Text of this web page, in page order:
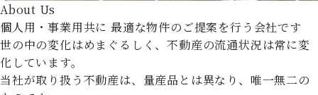
About Us
個人用・事業用共に 最適な物件のご提案を行う会社です
世の中の変化はめまぐるしく、不動産の流通状況は常に変
化しています。
当社が取り扱う不動産は、量産品とは異なり、唯一無二の